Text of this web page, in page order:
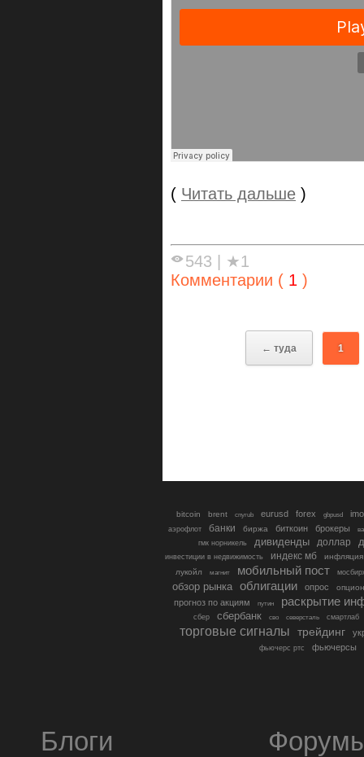
( Читать дальше )
543
★1
Комментарии ( 1 )
← туда 1
bitcoin brent cnyrub eurusd forex gbpusd
аэрофлот банки биржа биткоин брокеры
гмк норникель
дивиденды доллар
инвестиции в недвижимость индекс мб
инфляция
лукойл
магнит мобильный пост
обзор рынка облигации опрос
прогноз по акциям путин раскрытие
сбер сбербанк сво северсталь смартлаб
торговые сигналы трейдинг
фьючерс ртс фьючерсы
Блоги